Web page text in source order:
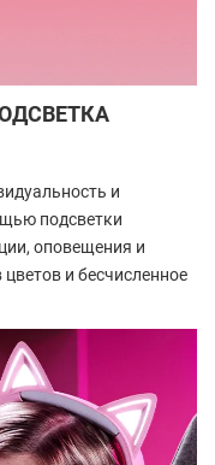
и
подсветки
оповещения и
и бесчисленное